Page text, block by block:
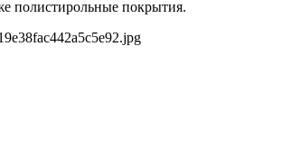
полистирольные покрытия.